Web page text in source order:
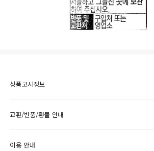
상품고시정보
교환/반품/환불 안내
이용 안내